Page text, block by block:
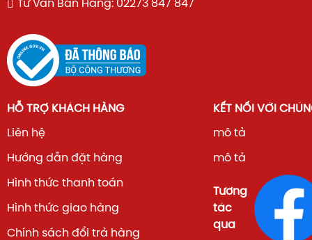
Tư Vấn Bán Hàng: 02273 847 847
HỖ TRỢ KHÁCH HÀNG
Liên hệ
Hướng dẫn đặt hàng
Hình thức thanh toán
Hình thức giao hàng
Chính sách đổi trả hàng
KẾT NỐI VỚI
mô tả
mô tả
Tương
tác
qua